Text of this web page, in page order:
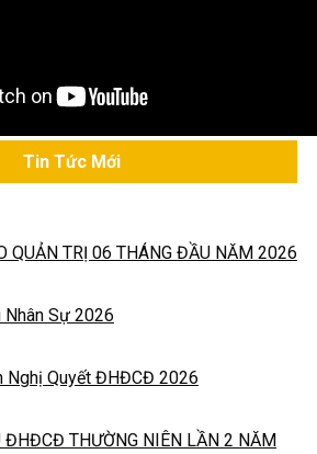
Tin Tức Mới
QUẢN TRỊ 06 THÁNG ĐẦU NĂM 2026
Nhân Sự 2026
Nghị Quyết ĐHĐCĐ 2026
ĐHĐCĐ THƯỜNG NIÊN LẦN 2 NĂM